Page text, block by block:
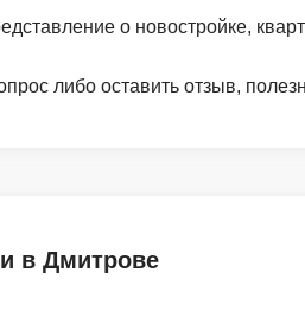
о новостройке,
либо оставить отзыв,
в Дмитрове